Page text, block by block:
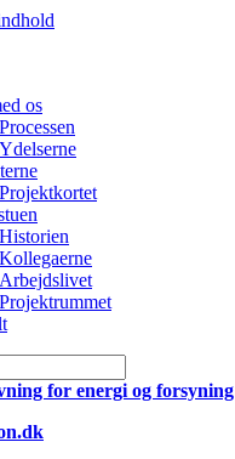
os
Processen
Ydelserne
Projektkortet
Historien
Kollegaerne
Arbejdslivet
Projektrummet
for energi og forsyning